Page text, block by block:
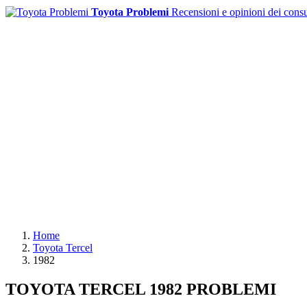
Toyota Problemi Recensioni e opinioni dei
Home
Toyota Tercel
1982
TOYOTA TERCEL 1982 PROBLEMI